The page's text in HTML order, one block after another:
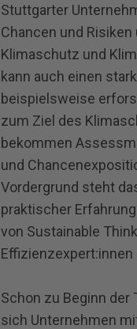
Stuttgarter
Chancen und
Klimaschutz und
kann auch einen
beispielsweise
zum Ziel des
bekommen
und
Vordergrund steht
praktischer
von Sustainable
Schon zu Beginn der
sich Unternehmen